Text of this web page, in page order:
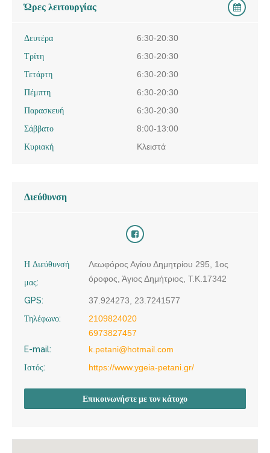
Ώρες λειτουργίας
Δευτέρα
6:30-20:30
Τρίτη
6:30-20:30
Τετάρτη
6:30-20:30
Πέμπτη
6:30-20:30
Παρασκευή
6:30-20:30
Σάββατο
8:00-13:00
Κυριακή
Κλειστά
Διεύθυνση
Η Διεύθυνσή
μας:
Λεωφόρος Αγίου Δημητρίου 295, 1ος
όροφος, Άγιος Δημήτριος, Τ.Κ.17342
GPS:
37.924273, 23.7241577
Τηλέφωνο:
2109824020
6973827457
E-mail:
k.petani@hotmail.com
Ιστός:
https://www.ygeia-petani.gr/
Επικοινωνήστε με τον κάτοχο